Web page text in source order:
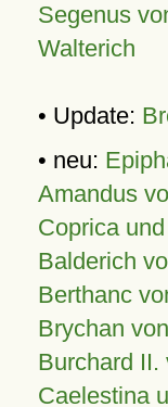
Segenus
Walterich
• Update:
• neu:
Amandus
Coprica
Balderich
Berthanc
Brychan
Burchard II.
Caelestina